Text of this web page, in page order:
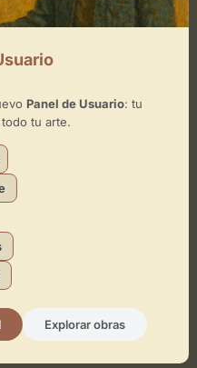
Panel de Usuario: tu
tu arte.
Explorar obras